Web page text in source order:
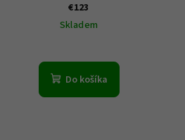
€123
Skladem
Do košíka